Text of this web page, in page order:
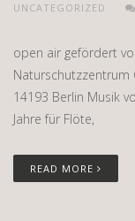
UNCATEGORIZED
open air gefördert
Naturschutzzentrum
14193 Berlin Musik
Jahre für Flöte,
READ MORE